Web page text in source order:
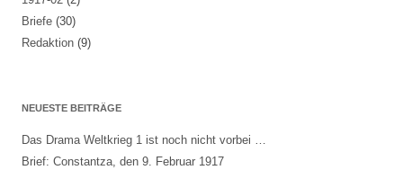
Briefe (30)
Redaktion (9)
NEUESTE BEITRÄGE
Das Drama Weltkrieg 1 ist noch nicht vorbei …
Brief: Constantza, den 9. Februar 1917